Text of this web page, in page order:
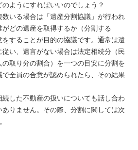
ようにすればいいのでしょう？
いる場合は「遺産分割協議」が行われ
どの遺産を取得するか（分割する
することが目的の協議です。通常は遺
い、遺言がない場合は法定相続分（民
取り分の割合）を一つの目安に分割を
で全員の合意が認められたら、その結果
した不動産の扱いについても話し合わ
りません。その際、分割に関しては次